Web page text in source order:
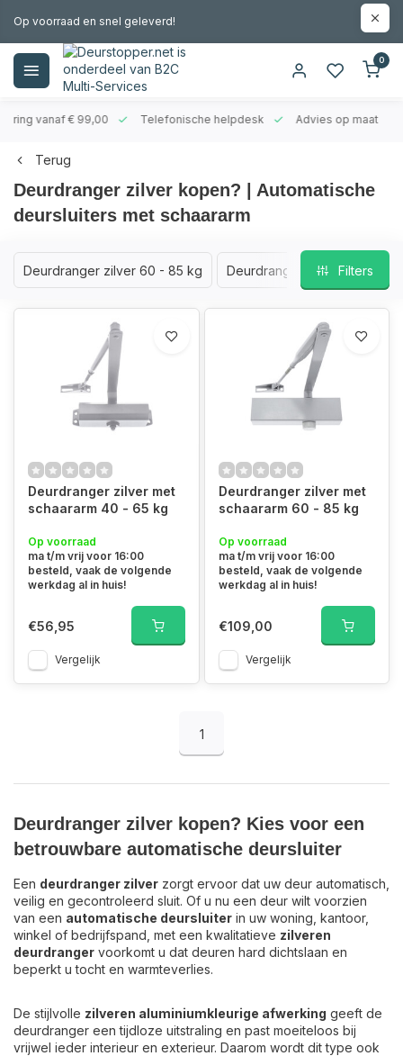
Op voorraad en snel geleverd!
0
vanaf € 99,00 Telefonische helpdesk Advies op maat
Terug
Deurdranger zilver kopen? | Automatische
deursluiters met schaararm
Deurdranger zilver 60 - 85 kg Deurdranger zilver 40 - 65
Filters
Deurdranger zilver met
schaararm 40 - 65 kg
Op voorraad
ma t/m vrij voor 16:00
besteld, vaak de volgende
werkdag al in huis!
€56,95
Vergelijk
Deurdranger zilver met
schaararm 60 - 85 kg
Op voorraad
ma t/m vrij voor 16:00
besteld, vaak de volgende
werkdag al in huis!
€109,00
Vergelijk
1
Deurdranger zilver kopen? Kies voor een
betrouwbare automatische deursluiter
Een deurdranger zilver zorgt ervoor dat uw deur automatisch,
veilig en gecontroleerd sluit. Of u nu een deur wilt voorzien
van een automatische deursluiter in uw woning, kantoor,
winkel of bedrijfspand, met een kwalitatieve zilveren
deurdranger voorkomt u dat deuren hard dichtslaan en
beperkt u tocht en warmteverlies.
De stijlvolle zilveren aluminiumkleurige afwerking geeft de
deurdranger een tijdloze uitstraling en past moeiteloos bij
vrijwel ieder interieur en exterieur. Daarom wordt dit type ook